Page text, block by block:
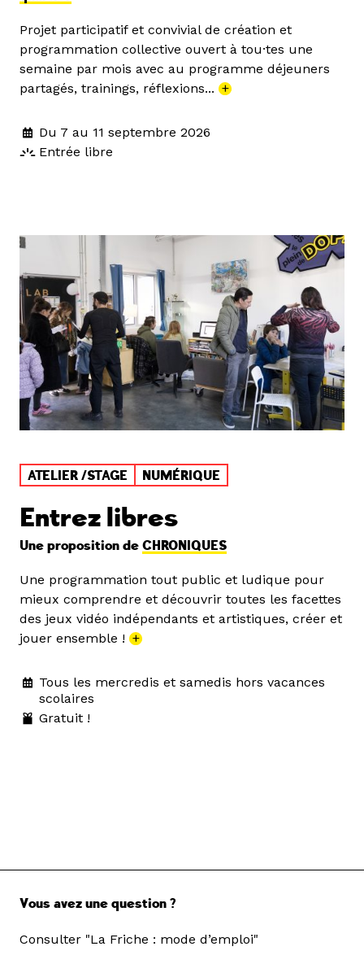
Projet participatif et convivial de création et
programmation collective ouvert à tou·tes une
semaine par mois avec au programme déjeuners
partagés, trainings, réflexions... +
Du 7 au 11 septembre 2026
Entrée libre
ATELIER /STAGE NUMÉRIQUE
Entrez libres
Une proposition de CHRONIQUES
Une programmation tout public et ludique pour
mieux comprendre et découvrir toutes les facettes
des jeux vidéo indépendants et artistiques, créer et
jouer ensemble ! +
Tous les mercredis et samedis hors vacances
scolaires
Gratuit !
Vous avez une question ?
Consulter "La Friche : mode d’emploi"